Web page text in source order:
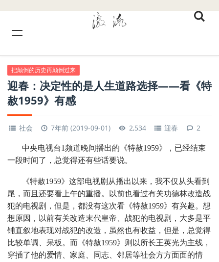
把颠倒的历史再颠倒过来
迎春：决定性的是人生道路选择——看《特
赦1959》有感
社会 7年前 (2019-09-01) 2,534 迎春 2
中央电视台1频道晚间播出的《特赦1959》，已经结束
一段时间了，总觉得还有些话要说。
《特赦1959》这部电视剧从播出以来，我不仅从头看到
尾，而且还要看上午的重播。以前也看过有关功德林改造战
犯的电视剧，但是，都没有这次看《特赦1959》有兴趣。想
想原因，以前有关改造末代皇帝、战犯的电视剧，大多是平
铺直叙地表现对战犯的改造，虽然也有收益，但是，总觉得
比较单调、呆板。而《特赦1959》则以所长王英光为主线，
穿插了他的爱情、家庭、同志、邻居等社会方方面面的情